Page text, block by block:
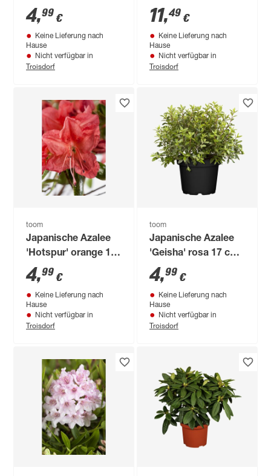
4,99 €
Keine Lieferung nach
Hause
Nicht verfügbar in
Troisdorf
rosa 23 cm Topf
11,49 €
Keine Lieferung nach
Hause
Nicht verfügbar in
Troisdorf
toom
Japanische Azalee
'Hotspur' orange 17
cm Topf
4,99 €
Keine Lieferung nach
Hause
Nicht verfügbar in
Troisdorf
toom
Japanische Azalee
'Geisha' rosa 17 cm
Topf
4,99 €
Keine Lieferung nach
Hause
Nicht verfügbar in
Troisdorf